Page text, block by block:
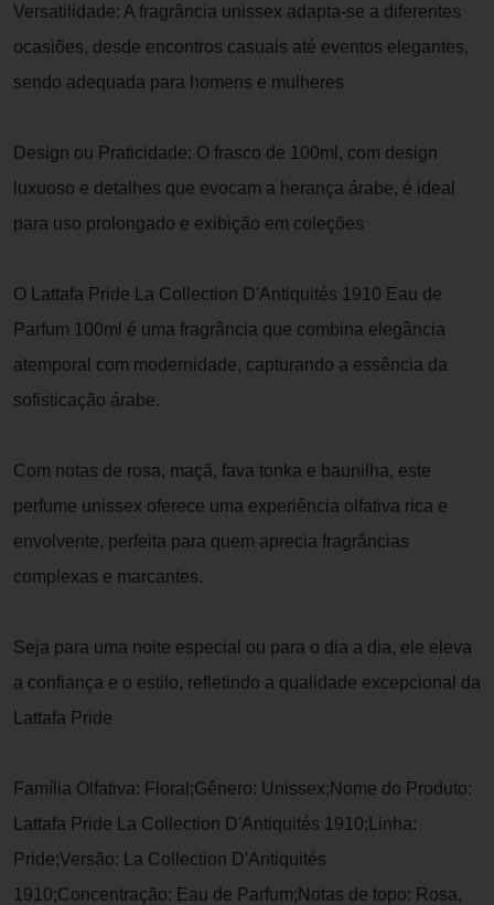
Versatilidade: A fragrância unissex adapta-se a diferentes
ocasiões, desde encontros casuais até eventos elegantes,
sendo adequada para homens e mulheres
Design ou Praticidade: O frasco de 100ml, com design
luxuoso e detalhes que evocam a herança árabe, é ideal
para uso prolongado e exibição em coleções
O Lattafa Pride La Collection D'Antiquités 1910 Eau de
Parfum 100ml é uma fragrância que combina elegância
atemporal com modernidade, capturando a essência da
sofisticação árabe.
Com notas de rosa, maçã, fava tonka e baunilha, este
perfume unissex oferece uma experiência olfativa rica e
envolvente, perfeita para quem aprecia fragrâncias
complexas e marcantes.
Seja para uma noite especial ou para o dia a dia, ele eleva
a confiança e o estilo, refletindo a qualidade excepcional da
Lattafa Pride
Família Olfativa: Floral;Gênero: Unissex;Nome do Produto:
Lattafa Pride La Collection D'Antiquités 1910;Linha:
Pride;Versão: La Collection D'Antiquités
1910;Concentração: Eau de Parfum;Notas de topo: Rosa,